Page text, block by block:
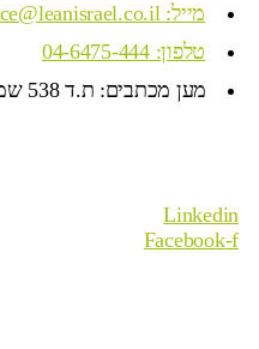
מייל: office@leanisrael.co.il
טלפון: 04-6475-444
מען מכתבים: ת.ד 538 שמשית 1790600
Linkedin
Facebook-f